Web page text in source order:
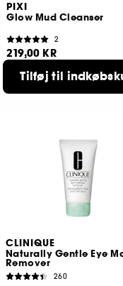
PIXI
Glow Mud Cleanser
2
219,00 KR
Tilføj til
CLINIQUE
Naturally Gentle Eye
Remover
260